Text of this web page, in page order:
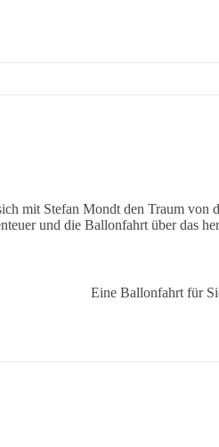
mit Stefan Mondt den Traum von
und die Ballonfahrt über das
Eine Ballonfahrt für